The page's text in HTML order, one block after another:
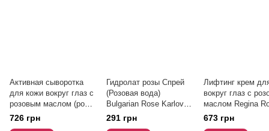
Активная сыворотка
для кожи вокруг глаз с
розовым маслом (ролл-
он) Regina Roses
BioFresh 15 мл
726 грн
Гидролат розы Спрей
(Розовая вода)
Bulgarian Rose Karlovo
100 мл
291 грн
Лифтинг крем
вокруг глаз с
маслом Regina
BioFresh 30 мл
673 грн